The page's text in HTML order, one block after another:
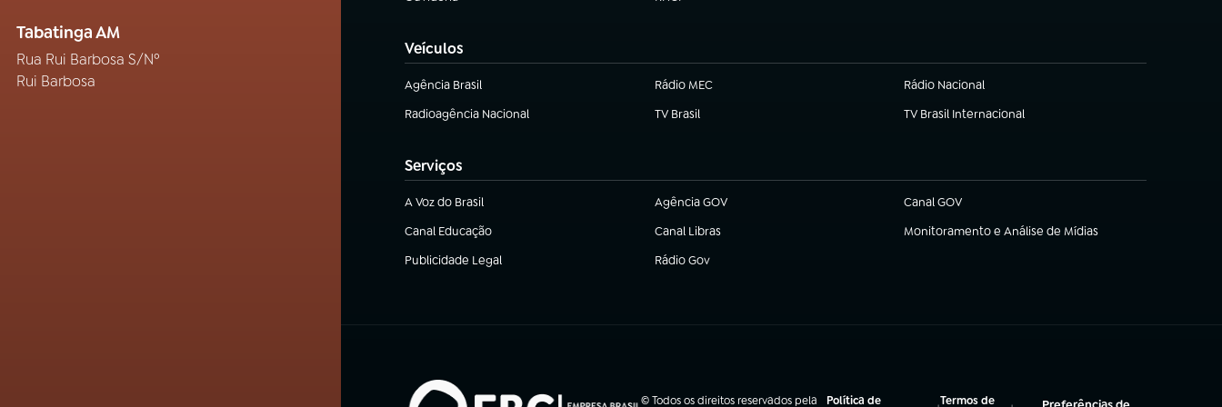
Tabatinga AM
Rua Rui Barbosa S/Nº
Rui Barbosa
Veículos
Agência Brasil
(abre em nova aba) Rádio MEC Rádio Nacional
(abre em nova aba)
Radioagência Nacional
(abre em nova aba) TV Brasil
(abre em nova aba) TV Brasil Internacional
(abre em nova aba)
Serviços
A Voz do Brasil
(abre em nova aba) Agência GOV
(abre em nova aba) Canal GOV
(abre em nova aba)
Canal Educação
(abre em nova aba) Canal Libras
(abre em nova aba) Monitoramento e Análise de Mídias
(abre em nova aba)
Publicidade Legal
(abre em nova aba) Rádio Gov
(abre em nova aba)
© Todos os direitos reservados pela Política de Termos de